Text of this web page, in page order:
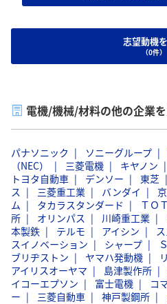
志望動機
（0件）
電機/機械/材料の他の企業
パナソニック ソニーグループ
（NEC）
三菱電機 キヤノン
トヨタ自動車
デンソー 東芝
ス
三菱重工業 バンダイ
ム
タカラスタンダード ＴＯ
所
オリンパス 川崎重工業
本製鉄
テルモ アイシン
スイノベーション
シャープ
ブリヂストン
ヤマハ発動機
アイリスオーヤマ
島津製作所
イコーエプソン
富士電機 コ
ー
三菱自動車 神戸製鋼所